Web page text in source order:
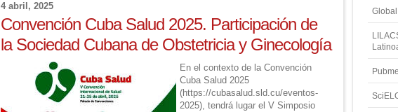
4 abril, 2025
Convención Cuba Salud 2025. Participación de
la Sociedad Cubana de Obstetricia y Ginecología
En el contexto de la Convención
Cuba Salud 2025
(https://cubasalud.sld.cu/eventos-
2025), tendrá lugar el V Simposio